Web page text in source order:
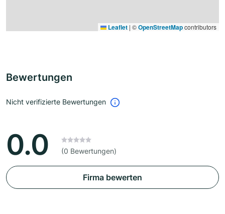
Leaflet | ©OpenStreetMapcontributors
Bewertungen
Nicht verifizierte Bewertungen
0.0 (0 Bewertungen)
Firma bewerten